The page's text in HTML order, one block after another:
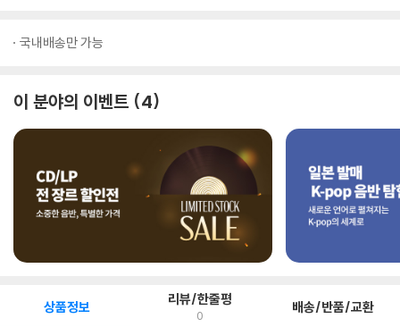
국내배송만 가능
이 분야의 이벤트 4
상품정보 리뷰/한줄평
0 배송/반품/교환